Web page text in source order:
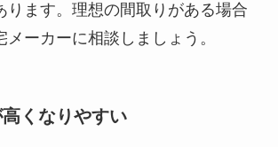
ります。理想の間取りがある場合
メーカーに相談しましょう。
くなりやすい